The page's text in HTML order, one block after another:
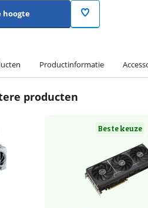
hoogte
Productinformatie
producten
Beste keuze